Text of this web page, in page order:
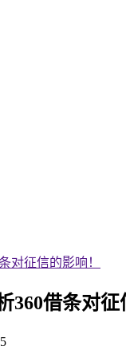
对征信的影响！
360借条对征